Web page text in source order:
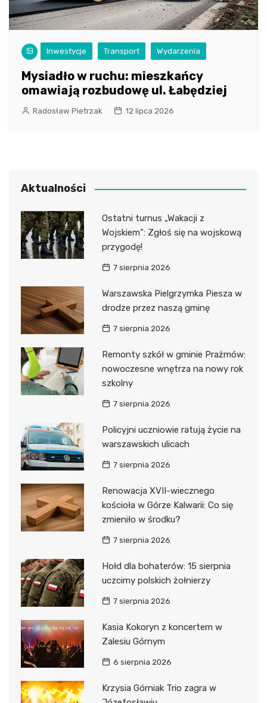
Inwestycje Transport Wydarzenia
Mysiadło w ruchu: mieszkańcy
omawiają rozbudowę ul. Łabędziej
Radosław Pietrzak 12 lipca 2026
Aktualności
Ostatni turnus „Wakacji z
Wojskiem”: Zgłoś się na wojskową
przygodę!
7 sierpnia 2026
Warszawska Pielgrzymka Piesza w
drodze przez naszą gminę
7 sierpnia 2026
Remonty szkół w gminie Prażmów:
nowoczesne wnętrza na nowy rok
szkolny
7 sierpnia 2026
Policyjni uczniowie ratują życie na
warszawskich ulicach
7 sierpnia 2026
Renowacja XVII-wiecznego
kościoła w Górze Kalwarii: Co się
zmieniło w środku?
7 sierpnia 2026
Hołd dla bohaterów: 15 sierpnia
uczcimy polskich żołnierzy
7 sierpnia 2026
Kasia Kokoryn z koncertem w
Zalesiu Górnym
6 sierpnia 2026
Krzysia Górniak Trio zagra w